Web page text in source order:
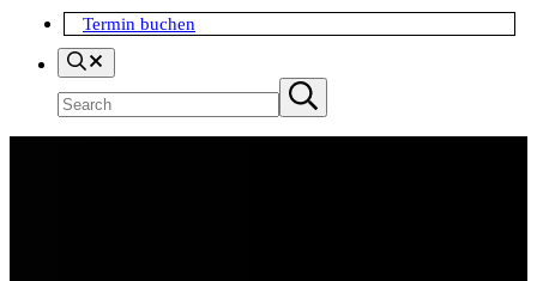
Termin buchen
Search
Submit
search